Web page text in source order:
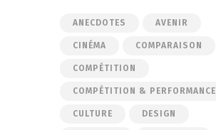
ANECDOTES AVENIR
CINÉMA COMPARAISON
COMPÉTITION
COMPÉTITION & PERFORMANCE
CULTURE DESIGN